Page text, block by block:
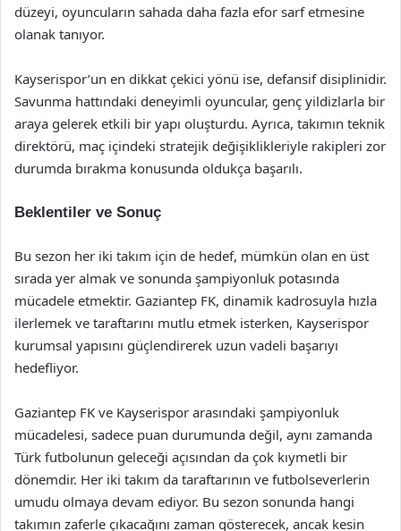
düzeyi, oyuncuların sahada daha fazla efor sarf etmesine
olanak tanıyor.
Kayserispor’un en dikkat çekici yönü ise, defansif disiplinidir.
Savunma hattındaki deneyimli oyuncular, genç yildizlarla bir
araya gelerek etkili bir yapı oluşturdu. Ayrıca, takımın teknik
direktörü, maç içindeki stratejik değişiklikleriyle rakipleri zor
durumda bırakma konusunda oldukça başarılı.
Beklentiler ve Sonuç
Bu sezon her iki takım için de hedef, mümkün olan en üst
sırada yer almak ve sonunda şampiyonluk potasında
mücadele etmektir. Gaziantep FK, dinamik kadrosuyla hızla
ilerlemek ve taraftarını mutlu etmek isterken, Kayserispor
kurumsal yapısını güçlendirerek uzun vadeli başarıyı
hedefliyor.
Gaziantep FK ve Kayserispor arasındaki şampiyonluk
mücadelesi, sadece puan durumunda değil, aynı zamanda
Türk futbolunun geleceği açısından da çok kıymetli bir
dönemdir. Her iki takım da taraftarının ve futbolseverlerin
umudu olmaya devam ediyor. Bu sezon sonunda hangi
takımın zaferle çıkacağını zaman gösterecek, ancak kesin